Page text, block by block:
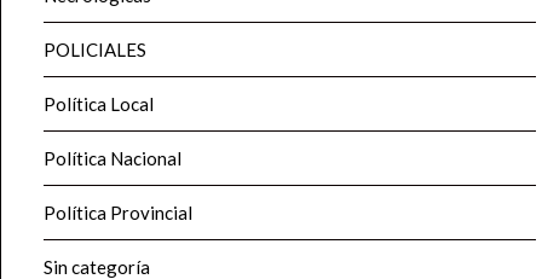
POLICIALES
Política Local
Política Nacional
Política Provincial
Sin categoría